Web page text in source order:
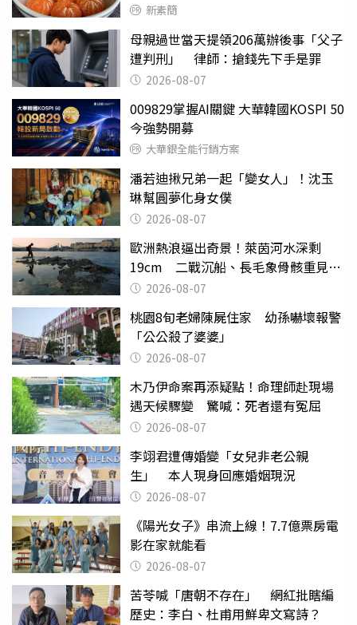
新素簡
母親過世當天提領206萬辦後事「父子
遭判刑」 律師：搶錢先下手是罪
2026-08-07
009829掌握AI關鍵 大華韓國KOSPI 50
今強勢開募
大華銀全能行銷方案
潘若迪揪兄弟一起「變女人」！沈玉
琳幫圓夢化身女僕
2026-08-07
歐洲熱浪逼出奇景！萊茵河水深剩
19cm 二戰沉船、長毛象骨骸重見天
日 2026-08-07
桃園8旬老婦陳屍住家 幼孫嚇壞報警
「公公殺了婆婆」
2026-08-07
木乃伊命案再添疑點！命理師赴現場
遇天候驟變 驚喊：死者還有冤屈
2026-08-07
李翊君遭傳婚變「女兒非老公親
生」 本人現身回應婚姻現況
2026-08-07
《陽光女子》串流上線！7.7億票房電
影在家就能看
2026-08-07
苦苓喊「唐朝不存在」 網紅批瞎編
歷史：李白、杜甫用鮮卑文寫詩？